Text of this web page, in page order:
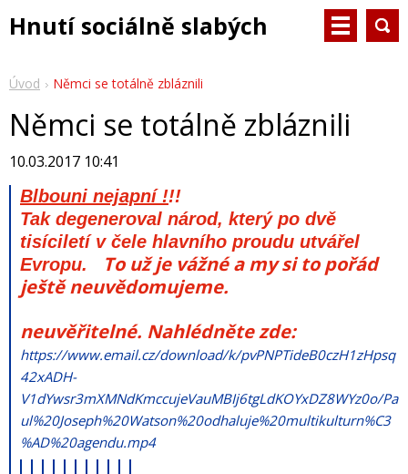
Hnutí sociálně slabých
Úvod Němci se totálně zbláznili
Němci se totálně zbláznili
10.03.2017 10:41
Blbouni nejapní !!!
Tak degeneroval národ, který po dvě
tisíciletí v čele hlavního proudu utvářel
Evropu.
To už je vážné a my si to pořád
ještě neuvědomujeme.
neuvěřitelné. Nahlédněte zde:
https://www.email.cz/download/k/pvPNPTideB0czH1zHpsq
42xADH-
V1dYwsr3mXMNdKmccujeVauMBIj6tgLdKOYxDZ8WYz0o/Pa
ul%20Joseph%20Watson%20odhaluje%20multikulturn%C3
%AD%20agendu.mp4